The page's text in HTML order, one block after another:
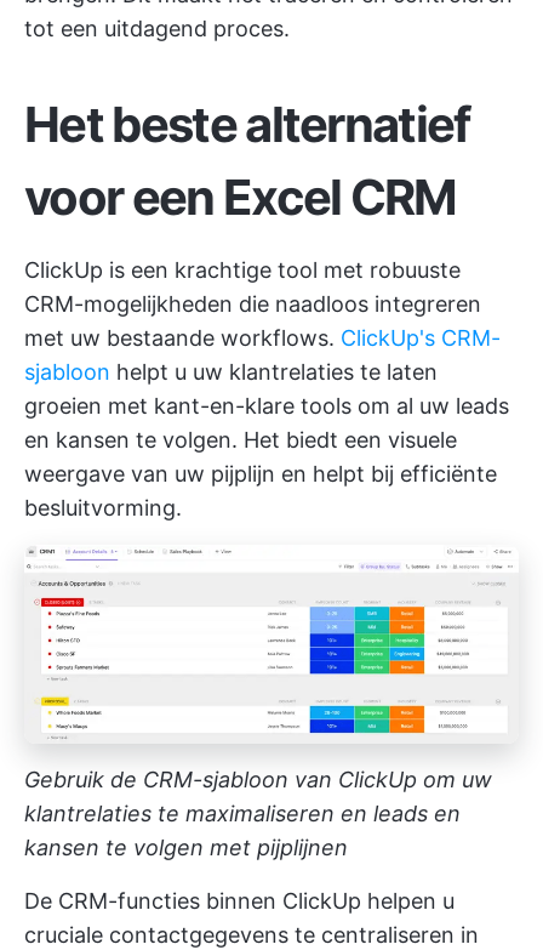
tot een uitdagend proces.
Het beste alternatief
voor een Excel CRM
ClickUp is een krachtige tool met robuuste
CRM-mogelijkheden die naadloos integreren
met uw bestaande workflows. ClickUp's CRM-
sjabloon helpt u uw klantrelaties te laten
groeien met kant-en-klare tools om al uw leads
en kansen te volgen. Het biedt een visuele
weergave van uw pijplijn en helpt bij efficiënte
besluitvorming.
Gebruik de CRM-sjabloon van ClickUp om uw
klantrelaties te maximaliseren en leads en
kansen te volgen met pijplijnen
De CRM-functies binnen ClickUp helpen u
cruciale contactgegevens te centraliseren in